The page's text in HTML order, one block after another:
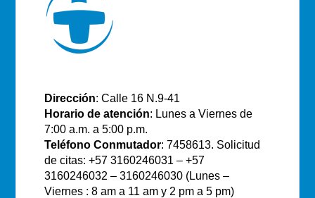
Dirección: Calle 16 N.9-41
Horario de atención: Lunes a Viernes de
7:00 a.m. a 5:00 p.m.
Teléfono Conmutador: 7458613. Solicitud
de citas: +57 3160246031 – +57
3160246032 – 3160246030 (Lunes –
Viernes : 8 am a 11 am y 2 pm a 5 pm)